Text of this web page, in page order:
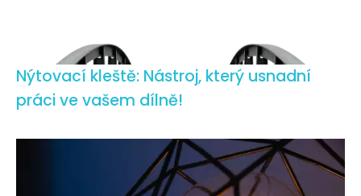
Nýtovací kleště: Nástroj, který usnadní
práci ve vašem dílně!